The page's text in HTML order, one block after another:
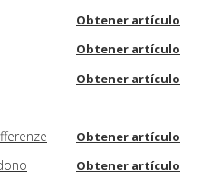
Obtener artículo
Obtener artículo
Obtener artículo
Obtener artículo
Obtener artículo